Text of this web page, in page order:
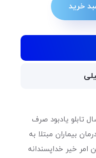
خرید
تابلو یادبود صرف
بیماران مبتلا به
امر خیر خداپسندانه